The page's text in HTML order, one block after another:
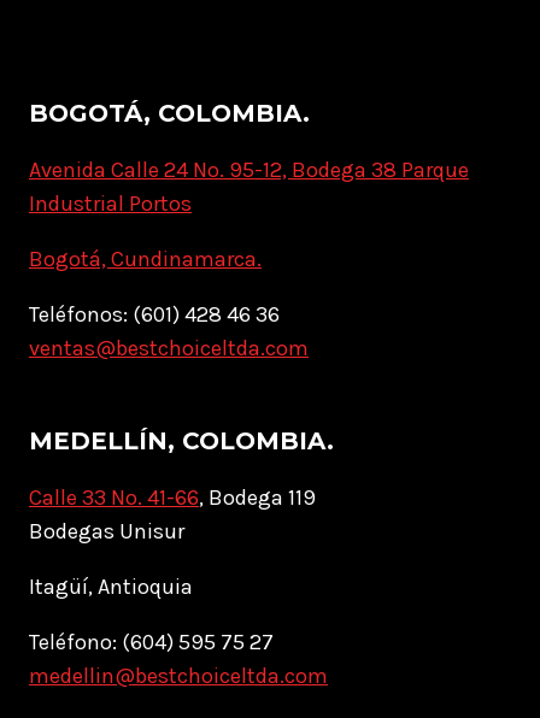
BOGOTÁ, COLOMBIA.
Avenida Calle 24 No. 95-12, Bodega 38 Parque
Industrial Portos
Bogotá, Cundinamarca.
Teléfonos: (601) 428 46 36
ventas@bestchoiceltda.com
MEDELLÍN, COLOMBIA.
Calle 33 No. 41-66, Bodega 119
Bodegas Unisur
Itagüí, Antioquia
Teléfono: (604) 595 75 27
medellin@bestchoiceltda.com